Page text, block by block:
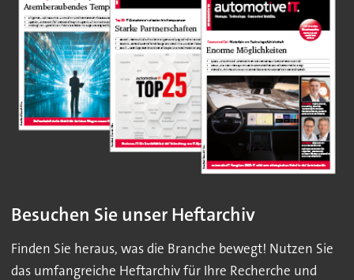
Besuchen Sie unser Heftarchiv
Finden Sie heraus, was die Branche bewegt! Nutzen Sie
das umfangreiche Heftarchiv für Ihre Recherche und